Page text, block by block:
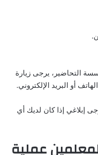
التحاضير، يرجى زيارة
أو البريد الإلكتروني.
إبلاغي إذا كان لديك أي
عملية